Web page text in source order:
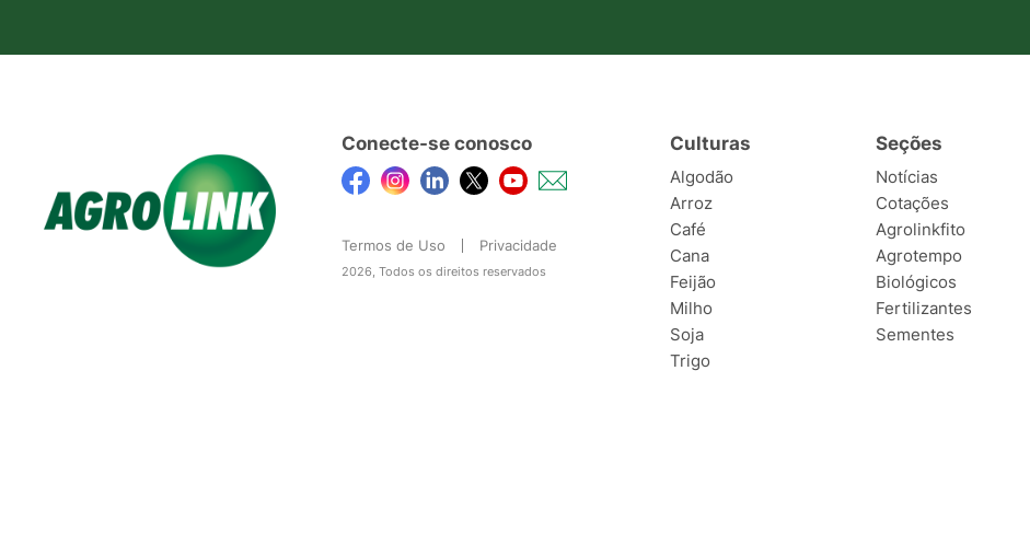
Conecte-se conosco
Termos de Uso Privacidade
2026, Todos os direitos reservados
Culturas
Algodão
Arroz
Café
Cana
Feijão
Milho
Soja
Trigo
Seções
Notícias
Cotações
Agrolinkfito
Agrotempo
Biológicos
Fertilizantes
Sementes